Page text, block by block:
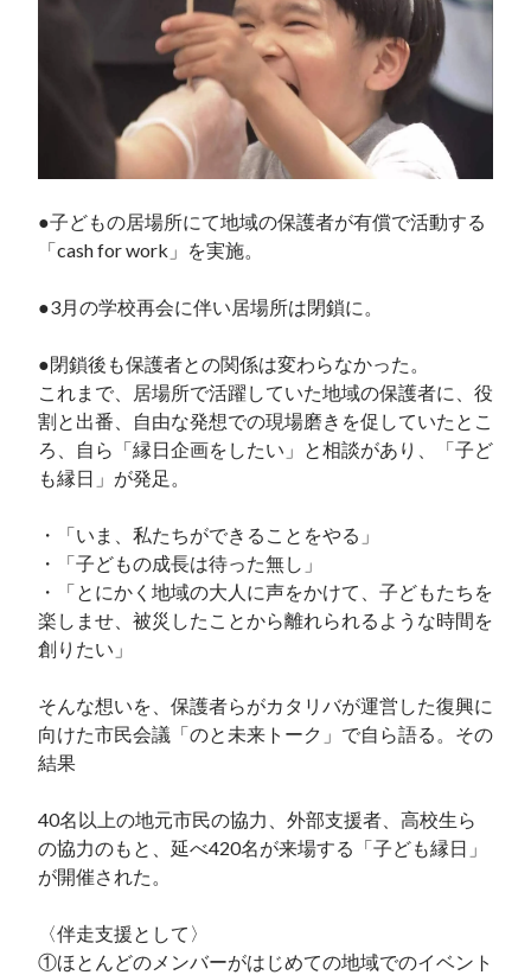
●子どもの居場所にて地域の保護者が有償で活動する
「cash for work」を実施。
●3月の学校再会に伴い居場所は閉鎖に。
●閉鎖後も保護者との関係は変わらなかった。
これまで、居場所で活躍していた地域の保護者に、役
割と出番、自由な発想での現場磨きを促していたとこ
ろ、自ら「縁日企画をしたい」と相談があり、「子ど
も縁日」が発足。
・「いま、私たちができることをやる」
・「子どもの成長は待った無し」
・「とにかく地域の大人に声をかけて、子どもたちを
楽しませ、被災したことから離れられるような時間を
創りたい」
そんな想いを、保護者らがカタリバが運営した復興に
向けた市民会議「のと未来トーク」で自ら語る。その
結果
40名以上の地元市民の協力、外部支援者、高校生ら
の協力のもと、延べ420名が来場する「子ども縁日」
が開催された。
〈伴走支援として〉
①ほとんどのメンバーがはじめての地域でのイベント